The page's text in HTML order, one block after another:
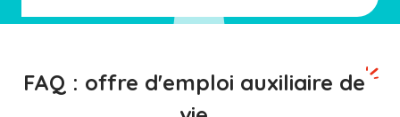
FAQ : offre d'emploi auxiliaire de